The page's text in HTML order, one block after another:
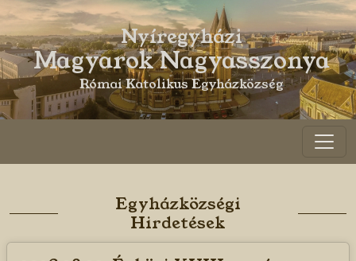
>
Nyíregyházi
Magyarok Nagyasszonya
Római Katolikus Egyházközség
Egyházközségi
Hirdetések